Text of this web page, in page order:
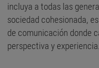
incluya a todas las
sociedad cohesionada,
de comunicación donde
perspectiva y